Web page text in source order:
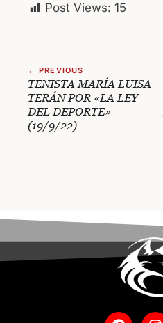
Post Views: 15
← PREVIOUS
TENISTA MARÍA LUISA
TERÁN POR «LA LEY
DEL DEPORTE»
(19/9/22)